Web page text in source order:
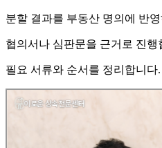
분할 결과를 부동산 명의에 반
협의서나 심판문을 근거로 진행
필요 서류와 순서를 정리합니다.